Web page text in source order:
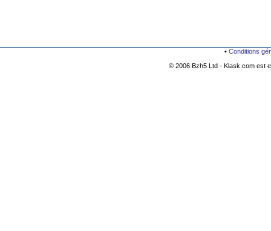
• Conditions
© 2006 Bzh5 Ltd - Klask.com est